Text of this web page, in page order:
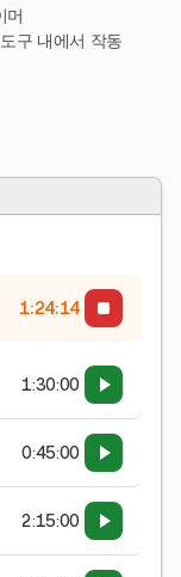
머
구 내에서 작동
1:24:15
1:30:00
0:45:00
2:15:00